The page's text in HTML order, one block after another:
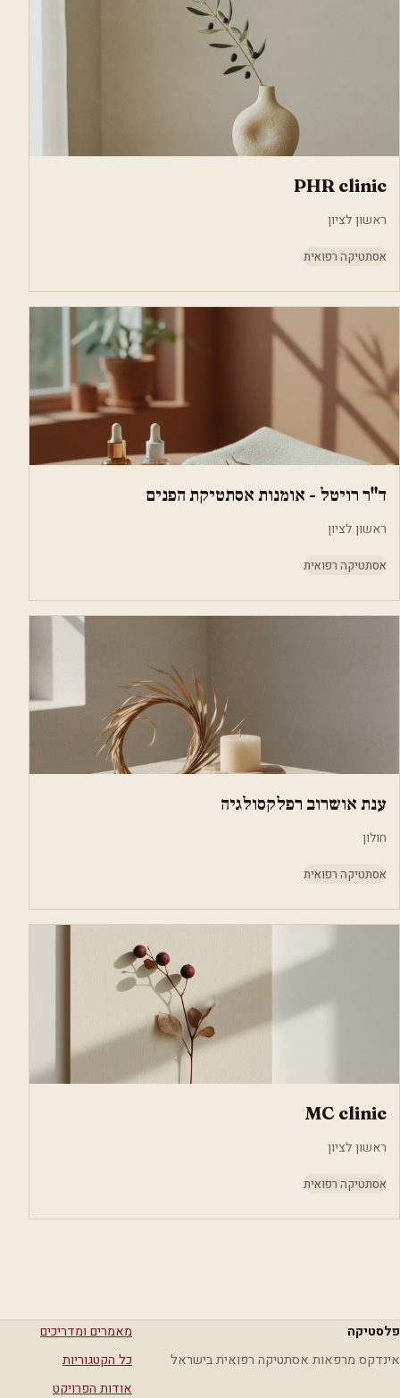
PHR clinic
ראשון לציון
אסתטיקה רפואית
ד"ר רויטל - אומנות אסתטיקת הפנים
ראשון לציון
אסתטיקה רפואית
ענת אושרוב רפלקסולגיה
חולון
אסתטיקה רפואית
MC clinic
ראשון לציון
אסתטיקה רפואית
פלסטיקה
אינדקס מרפאות אסתטיקה רפואית בישראל
מאמרים ומדריכים
כל הקטגוריות
אודות הפרויקט